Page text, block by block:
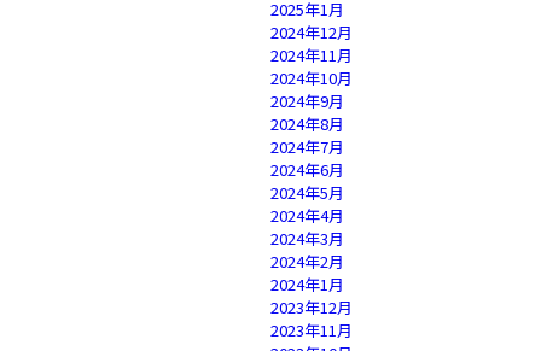
2025年1月
2024年12月
2024年11月
2024年10月
2024年9月
2024年8月
2024年7月
2024年6月
2024年5月
2024年4月
2024年3月
2024年2月
2024年1月
2023年12月
2023年11月